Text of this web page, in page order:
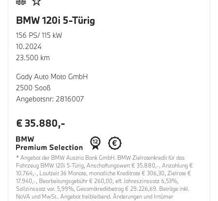
BMW 120i 5-Türig
156 PS/ 115 kW
10.2024
23.500 km
Gady Auto Moto GmbH
2500 Sooß
Angebotsnr: 2816007
€ 35.880,-
* Angebot der BMW Austria Bank GmbH. BMW Zielratenkredit für das
Fahrzeug BMW 120i 5-Türig, Anschaffungswert € 35.880,-, Anzahlung €
10.764,-, Laufzeit 36 Monate, monatliche Kreditrate € 306,30, Zielrate €
17.940,-, Bearbeitungsgebühr € 260,00, eff. Jahreszinssatz 6,53%,
Sollzinssatz var. 5,99%, Gesamtkreditbetrag € 29.226,69. Beträge inkl.
NoVA und MwSt.. Angebot freibleibend. Änderungen und Irrtümer